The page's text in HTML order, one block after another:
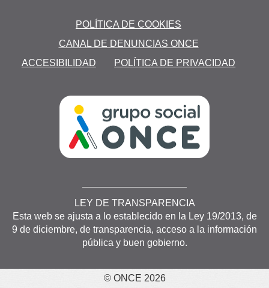
POLÍTICA DE COOKIES
CANAL DE DENUNCIAS ONCE
ACCESIBILIDAD
POLÍTICA DE PRIVACIDAD
LEY DE TRANSPARENCIA
Esta web se ajusta a lo establecido en la Ley 19/2013, de
9 de diciembre, de transparencia, acceso a la información
pública y buen gobierno.
© ONCE 2026